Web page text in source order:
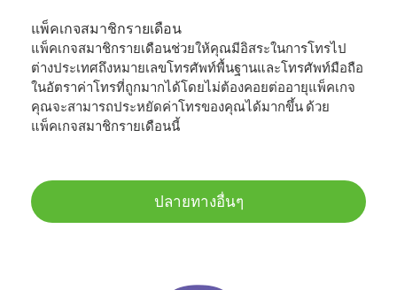
แพ็คเกจสมาชิกรายเดือน
แพ็คเกจสมาชิกรายเดือนช่วยให้คุณมีอิสระในการโทรไป
ต่างประเทศถึงหมายเลขโทรศัพท์พื้นฐานและโทรศัพท์มือถือ
ในอัตราค่าโทรที่ถูกมากได้โดยไม่ต้องคอยต่ออายุแพ็คเกจ
คุณจะสามารถประหยัดค่าโทรของคุณได้มากขึ้น ด้วย
แพ็คเกจสมาชิกรายเดือนนี้
ปลายทางอื่นๆ